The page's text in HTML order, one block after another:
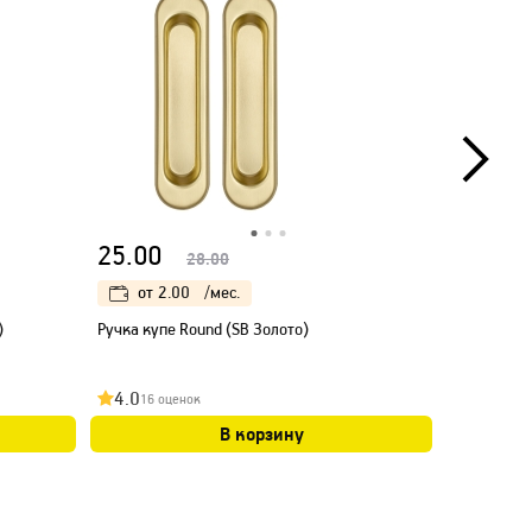
25.00 28.00
от 2.00
/мес.
Ручка купе Round (SB Золото)
4.016 оценок
В корзину